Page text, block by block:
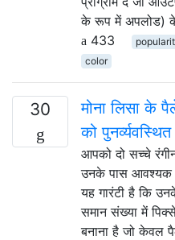
के रूप में अपलोड) के
433
color
30
मोना लिसा के
को
आपको दो सच्चे
उनके पास आवश्यक
यह गारंटी है कि
समान संख्या में
बनाना है जो केवल